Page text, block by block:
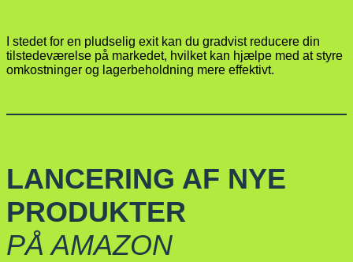
I stedet for en pludselig exit kan du gradvist reducere din
tilstedeværelse på markedet, hvilket kan hjælpe med at styre
omkostninger og lagerbeholdning mere effektivt.
LANCERING AF NYE
PRODUKTER
PÅ AMAZON